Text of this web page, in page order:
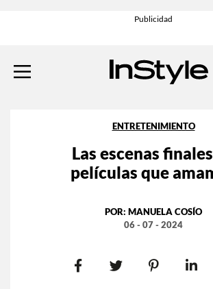
ENTRETENIMIENTO
Las escenas
películas que
POR: MANUELA COSÍO
06 - 07 - 2024